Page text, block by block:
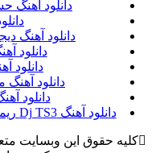
دانلود آهنگ
دانلود آهنگ
دانلود
دانلود
دانلود
دانلود
دانلود آهنگ Dj TS3 ریمیکس پرنده مهاجر (سیاوش قمیشی)
کلیه حقوق این وبسایت